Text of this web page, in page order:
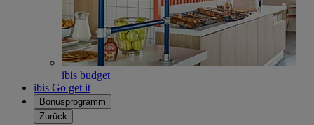
ibis budget
ibis Go get it
Bonusprogramm
Zurück